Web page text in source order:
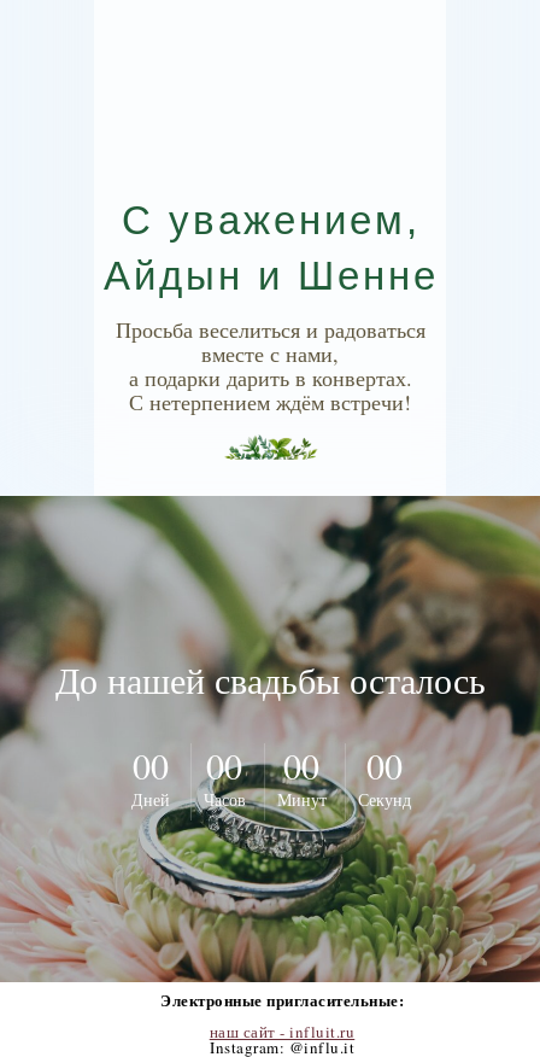
Просьба веселиться и радоваться
вместе с нами,
а подарки дарить в конвертах.
С нетерпением ждём встречи!
С уважением,
Айдын и Шенне
До нашей свадьбы осталось
00
Дней
00
Часов
00
Минут
00
Секунд
Электронные пригласительные:
наш сайт - influit.ru
Instagram: @influ.it